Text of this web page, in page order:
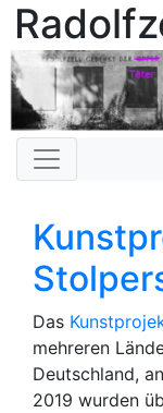
Das
mehreren
Deutschland,
2019 wurden